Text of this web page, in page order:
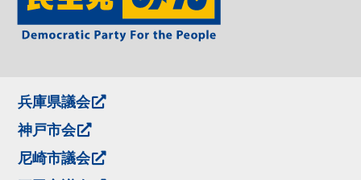
兵庫県議会
神戸市会
尼崎市議会